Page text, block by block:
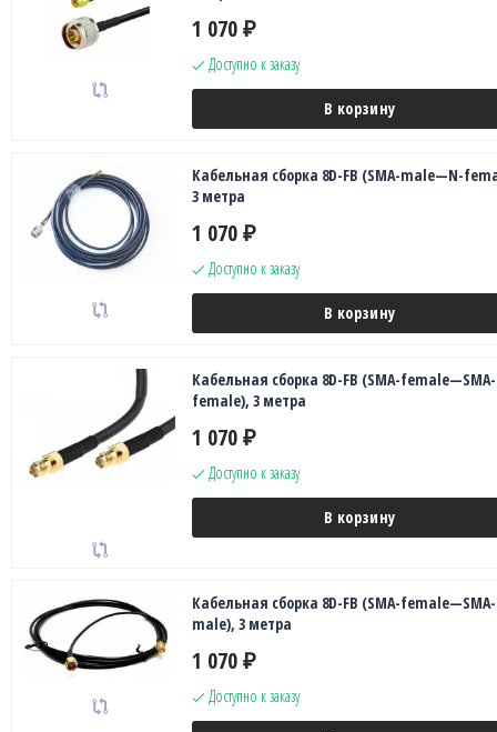
1 070 ₽
Доступно к заказу
В корзину
Кабельная сборка 8D-FB (SMA-male—N-
3 метра
1 070 ₽
Доступно к заказу
В корзину
Кабельная сборка 8D-FB (SMA-female—SMA-
female), 3 метра
1 070 ₽
Доступно к заказу
В корзину
Кабельная сборка 8D-FB (SMA-female—SMA-
male), 3 метра
1 070 ₽
Доступно к заказу